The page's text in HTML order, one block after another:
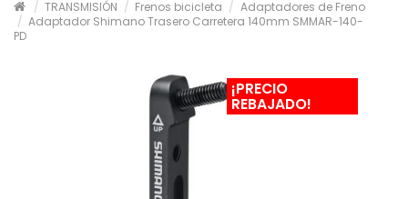
TRANSMISIÓN Frenos bicicleta
Adaptadores de Freno
Adaptador Shimano Trasero Carretera 140mm SMMAR-140-
PD
¡PRECIO
REBAJADO!